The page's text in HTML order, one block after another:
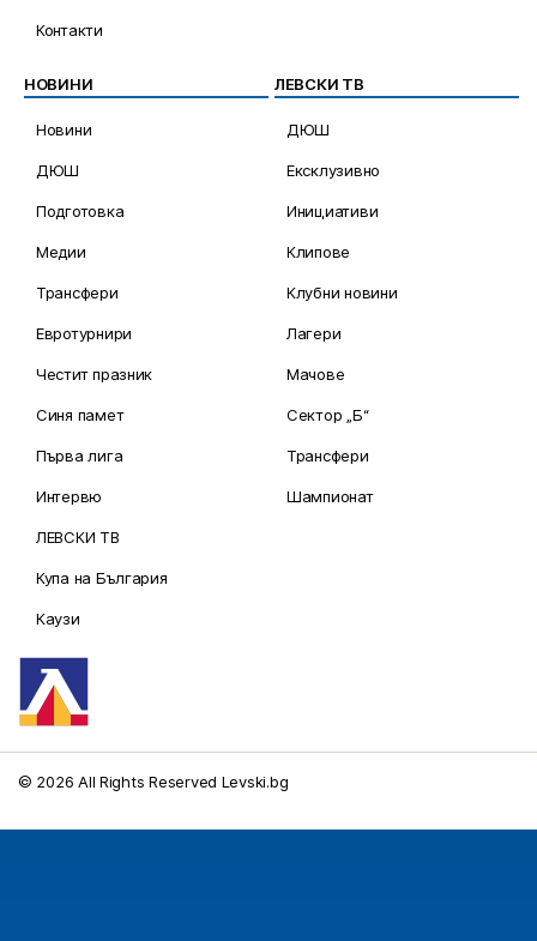
Контакти
НОВИНИ
Новини
ДЮШ
Подготовка
Медии
Трансфери
Евротурнири
Честит празник
Синя памет
Първа лига
Интервю
ЛЕВСКИ ТВ
Купа на България
Каузи
ЛЕВСКИ ТВ
ДЮШ
Ексклузивно
Инициативи
Клипове
Клубни новини
Лагери
Мачове
Сектор „Б“
Трансфери
Шампионат
© 2026 All Rights Reserved Levski.bg